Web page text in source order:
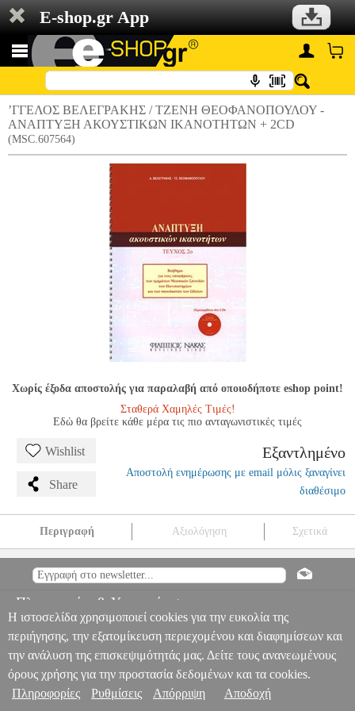
E-shop.gr App
’ΓΓΕΛΟΣ ΒΕΛΕΓΡΑΚΗΣ / ΤΖΕΝΗ ΘΕΟΦΑΝΟΠΟΥΛΟΥ -
ΑΝΑΠΤΥΞΗ ΑΚΟΥΣΤΙΚΩΝ ΙΚΑΝΟΤΗΤΩΝ + 2CD
(MSC.607564)
Χωρίς έξοδα αποστολής για παραλαβή από οποιοδήποτε eshop point!
Σταθερά Χαμηλές Τιμές!
Εδώ θα βρείτε κάθε μέρα τις πιο ανταγωνιστικές τιμές
Wishlist
Share
Εξαντλημένο
Αποστολή ενημέρωσης με email μόλις ξαναγίνει
διαθέσιμο
Περιγραφή Αξιολόγηση Σχετικά
ΑΝΑΠΤΥΞΗ ΑΚΟΥΣΤΙΚΩΝ ΙΚΑΝΟΤΗΤΩΝ + 2CD
ΒΕΛΕΓΡΑΚΗΣ / ΤΖΕΝΗ ΘΕΟΦΑΝΟΠΟΥΛΟΥ - ΑΝΑΠΤΥΞΗ
ΑΚΟΥΣΤΙΚΩΝ ΙΚΑΝΟΤΗΤΩΝ + 2CD
Πληροφορίες & Υπηρεσίες >
Η ιστοσελίδα χρησιμοποιεί cookies για την ευκολία της
περιήγησης, την εξατομίκευση περιεχομένου και διαφημίσεων και
την ανάλυση της επισκεψιμότητάς μας. Δείτε τους ανανεωμένους
όρους χρήσης για την προστασία δεδομένων και τα cookies.
Πληροφορίες
Ρυθμίσεις Απόρριψη Αποδοχή